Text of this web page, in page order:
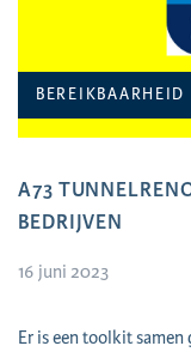
BEREIKBAARHEID
A73
BEDRIJVEN
16 juni 2023
Er is een toolkit